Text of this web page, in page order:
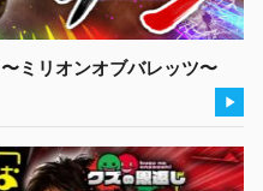
ミリオンオブバレッツ〜